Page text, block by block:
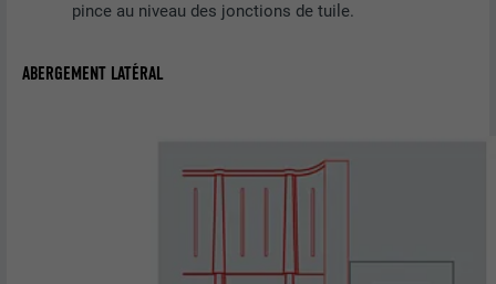
pince au niveau des jonctions de tuile.
ABERGEMENT LATÉRAL